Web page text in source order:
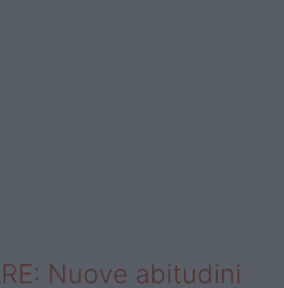
Nuove abitudini